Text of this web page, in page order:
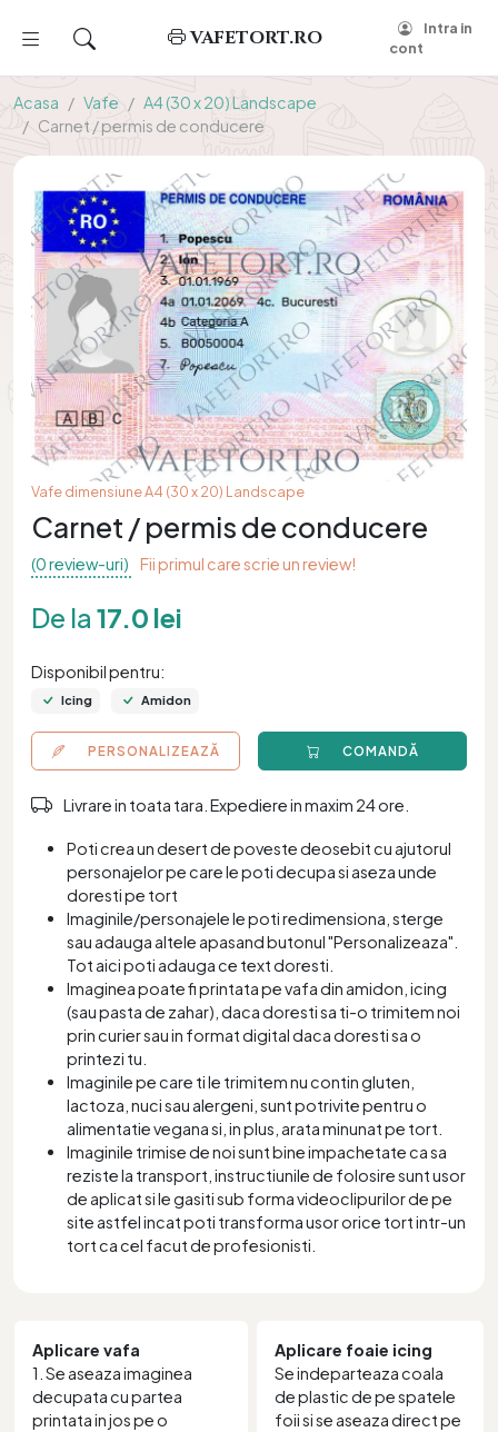
VAFETORT.RO
Intra in
cont
Acasa Vafe
A4 (30 x 20) Landscape
Carnet / permis de conducere
Vafe dimensiune A4 (30 x 20) Landscape
Carnet / permis de conducere
(0 review-uri) Fii primul care scrie un review!
De la 17.0 lei
Disponibil pentru:
Icing Amidon
PERSONALIZEAZĂ COMANDĂ
Livrare in toata tara. Expediere in maxim 24 ore.
Poti crea un desert de poveste deosebit cu ajutorul
personajelor pe care le poti decupa si aseza unde
doresti pe tort
Imaginile/personajele le poti redimensiona, sterge
sau adauga altele apasand butonul "Personalizeaza".
Tot aici poti adauga ce text doresti.
Imaginea poate fi printata pe vafa din amidon, icing
(sau pasta de zahar), daca doresti sa ti-o trimitem noi
prin curier sau in format digital daca doresti sa o
printezi tu.
Imaginile pe care ti le trimitem nu contin gluten,
lactoza, nuci sau alergeni, sunt potrivite pentru o
alimentatie vegana si, in plus, arata minunat pe tort.
Imaginile trimise de noi sunt bine impachetate ca sa
reziste la transport, instructiunile de folosire sunt usor
de aplicat si le gasiti sub forma videoclipurilor de pe
site astfel incat poti transforma usor orice tort intr-un
tort ca cel facut de profesionisti.
Aplicare vafa
1. Se aseaza imaginea
decupata cu partea
printata in jos pe o
Aplicare foaie icing
Se indeparteaza coala
de plastic de pe spatele
foii si se aseaza direct pe